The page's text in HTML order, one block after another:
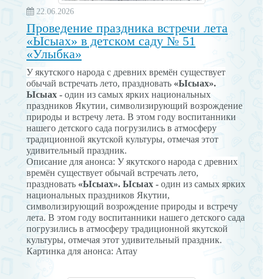
22.06.2026
Проведение праздника встречи лета
«Ысыах» в детском саду № 51
«Улыбка»
У якутского народа с древних времён существует
обычай встречать лето, праздновать «Ысыах».
Ысыах - один из самых ярких национальных
праздников Якутии, символизирующий возрождение
природы и встречу лета. В этом году воспитанники
нашего детского сада погрузились в атмосферу
традиционной якутской культуры, отмечая этот
удивительный праздник.
Описание для анонса: У якутского народа с древних
времён существует обычай встречать лето,
праздновать «Ысыах». Ысыах - один из самых ярких
национальных праздников Якутии,
символизирующий возрождение природы и встречу
лета. В этом году воспитанники нашего детского сада
погрузились в атмосферу традиционной якутской
культуры, отмечая этот удивительный праздник.
Картинка для анонса: Array